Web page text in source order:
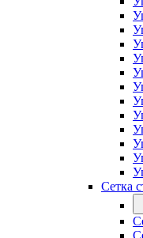
Сетка